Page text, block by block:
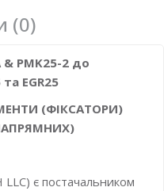
(0)
PMK25-2 до
EGR25
(ФІКСАТОРИ)
LLC) є постачальником